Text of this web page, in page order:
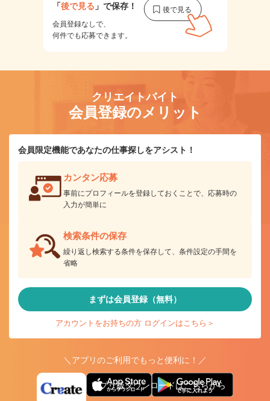
「後で見る 」で保存！
会員登録なしで、
何件でも応募できます。
クリエイトバイト
会員登録のメリット
会員限定機能であなたの仕事探しをアシスト！
カンタン応募
事前にプロフィールを登録しておくことで、応募時の
入力が簡単に
検索条件の保存
繰り返し検索する条件を保存して、条件設定の手間を
省略
まずは会員登録（無料）
アカウントをお持ちの方 ログインはこちら＞
＼アプリのご利用でもっと便利に！／
アプリ版ダウンロードはこちらから